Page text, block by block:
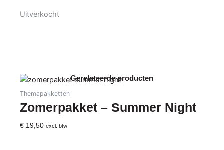
Uitverkocht
Gerelateerde producten
Themapakketten
Zomerpakket – Summer Night
€ 19,50 excl. btw